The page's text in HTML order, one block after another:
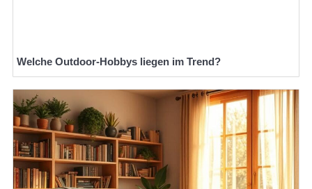
Welche Outdoor-Hobbys liegen im Trend?